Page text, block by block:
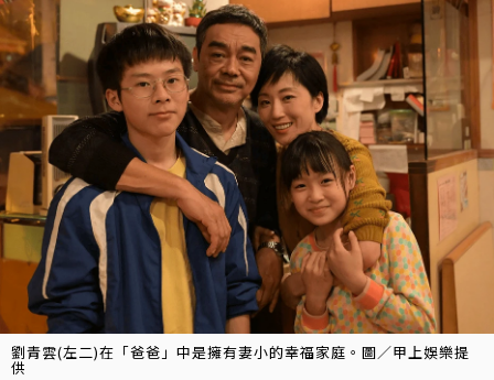
劉青雲(左二)在「爸爸」中是擁有妻小的幸福家庭。圖／甲上娛樂提
供